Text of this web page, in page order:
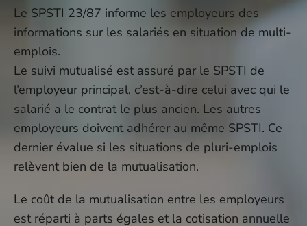
Le SPSTI 23/87 informe les employeurs des
informations sur les salariés en situation de multi-
emplois.
Le suivi mutualisé est assuré par le SPSTI de
l’employeur principal, c’est-à-dire celui avec qui le
salarié a le contrat le plus ancien. Les autres
employeurs doivent adhérer au même SPSTI. Ce
dernier évalue si les situations de pluri-emplois
relèvent bien de la mutualisation.
Le coût de la mutualisation entre les employeurs
est réparti à parts égales et la cotisation annuelle